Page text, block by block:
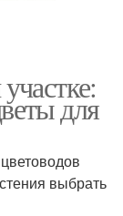
для
выбрать